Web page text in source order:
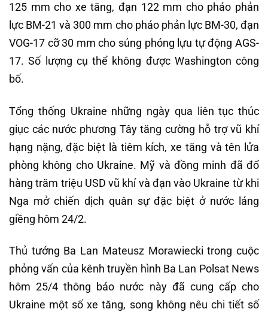
125 mm cho xe tăng, đạn 122 mm cho pháo phản
lực BM-21 và 300 mm cho pháo phản lực BM-30, đạn
VOG-17 cỡ 30 mm cho súng phóng lựu tự động AGS-
17. Số lượng cụ thể không được Washington công
bố.
Tổng thống Ukraine những ngày qua liên tục thúc
giục các nước phương Tây tăng cường hỗ trợ vũ khí
hạng nặng, đặc biệt là tiêm kích, xe tăng và tên lửa
phòng không cho Ukraine. Mỹ và đồng minh đã đổ
hàng trăm triệu USD vũ khí và đạn vào Ukraine từ khi
Nga mở chiến dịch quân sự đặc biệt ở nước láng
giềng hôm 24/2.
Thủ tướng Ba Lan Mateusz Morawiecki trong cuộc
phỏng vấn của kênh truyền hình Ba Lan Polsat News
hôm 25/4 thông báo nước này đã cung cấp cho
Ukraine một số xe tăng, song không nêu chi tiết số